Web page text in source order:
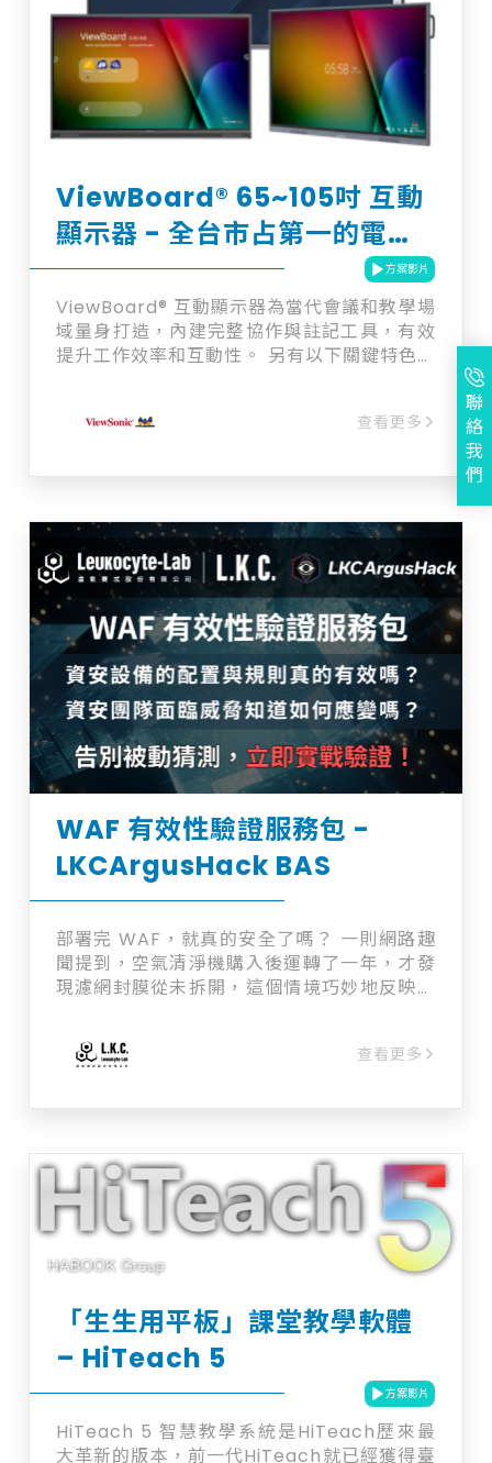
常負擔。 ・驗證部署靠人工：手動修改 DNS
TXT 記錄、 逐台換裝憑證，流程冗長、出錯
率高、停機風險大。 ・缺乏管控與留痕：無法
滿足 ISO 27001 內控分權要求， 稽核時難以
提供完整作業軌跡。 潤新資訊CLM 以「全流
程自動化 + 嚴謹審核 + 法遵合規」為核心，
續簽，讓企業憑證管理告別人工，達到「憑證
永不過期」的目標。
ViewBoard® 65~105吋 互動
顯示器 - 全台市占第一的電子
白板解決方案
方案影片
ViewBoard® 互動顯示器為當代會議和教學場
域量身打造，內建完整協作與註記工具，有效
提升工作效率和互動性。 另有以下關鍵特色：
USB-C 一線即可隨插即用，分享內容最快速
寫空間無極限 ▶ 支援線上遠端管理系統，遠
端集中管理所有顯示裝置
查看更多
WAF 有效性驗證服務包 -
LKCArgusHack BAS
部署完 WAF，就真的安全了嗎？ 一則網路趣
聞提到，空氣清淨機購入後運轉了一年，才發
現濾網封膜從未拆開，這個情境巧妙地反映了
成本導入 WAF，卻可能因配置不當或缺乏檢
視。讓這項採購，從一項保護性資產，變成了
監控模式，未真正啟用阻擋功能。 ・保護範圍
的遺漏：開發團隊發布了新的 API 或網站剛上
線，卻忘了通知資安團隊納入 WAF 的保護範
圍。 ・防禦策略的僵化：沿用著兩年前的防禦
規則，如何面對千變萬化的攻擊手法？ 如何知
道您的 WAF 是否也處於這種「未拆封」的狀
態？ 與其反覆猜想，不如用 LKCArgusHack
直接做一次！歡迎與我們洽詢。
查看更多
「生生用平板」課堂教學軟體
– HiTeach 5
方案影片
HiTeach 5 智慧教學系統是HiTeach歷來最
大革新的版本，前一代HiTeach就已經獲得臺
聯
絡
我
們